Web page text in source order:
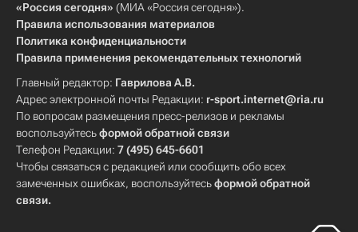
«Россия сегодня» (МИА «Россия сегодня»).
Правила использования материалов
Политика конфиденциальности
Правила применения рекомендательных технологий
Главный редактор: Гаврилова А.В.
Адрес электронной почты Редакции: r-sport.internet@ria.ru
По вопросам размещения пресс-релизов и рекламы
воспользуйтесьформой обратной связи
Телефон Редакции: 7 (495) 645-6601
Чтобы связаться с редакцией или сообщить обо всех
замеченных ошибках, воспользуйтесьформой обратной
связи.